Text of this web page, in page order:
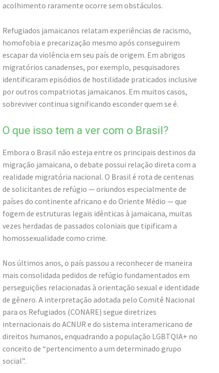
acolhimento raramente ocorre sem obstáculos.
Refugiados jamaicanos relatam experiências de racismo,
homofobia e precarização mesmo após conseguirem
escapar da violência em seu país de origem. Em abrigos
migratórios canadenses, por exemplo, pesquisadores
identificaram episódios de hostilidade praticados inclusive
por outros compatriotas jamaicanos. Em muitos casos,
sobreviver continua significando esconder quem se é.
O que isso tem a ver com o Brasil?
Embora o Brasil não esteja entre os principais destinos da
migração jamaicana, o debate possui relação direta com a
realidade migratória nacional. O Brasil é rota de centenas
de solicitantes de refúgio — oriundos especialmente de
países do continente africano e do Oriente Médio — que
fogem de estruturas legais idênticas à jamaicana, muitas
vezes herdadas de passados coloniais que tipificam a
homossexualidade como crime.
Nos últimos anos, o país passou a reconhecer de maneira
mais consolidada pedidos de refúgio fundamentados em
perseguições relacionadas à orientação sexual e identidade
de gênero. A interpretação adotada pelo Comitê Nacional
para os Refugiados (CONARE) segue diretrizes
internacionais do ACNUR e do sistema interamericano de
direitos humanos, enquadrando a população LGBTQIA+ no
conceito de “pertencimento a um determinado grupo
social”.